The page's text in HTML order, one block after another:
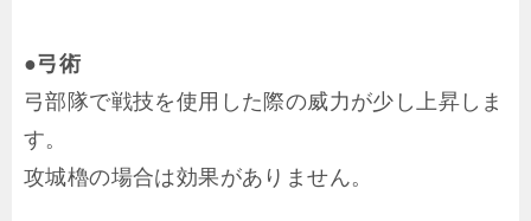
●弓術
弓部隊で戦技を使用した際の威力が少し上昇しま
す。
攻城櫓の場合は効果がありません。